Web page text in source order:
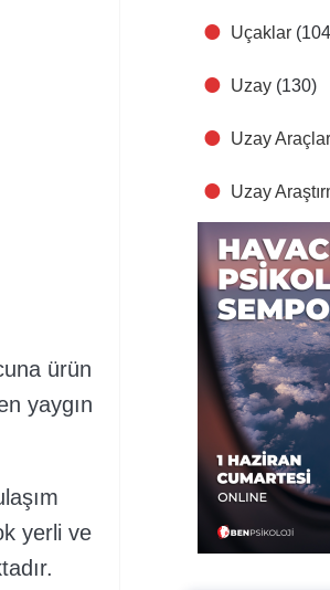
ürün
yaygın
yerli ve
Uçaklar
Uzay (130)
Uzay
Uzay